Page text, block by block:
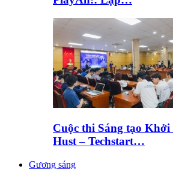
Cuộc thi Sáng tạo Khởi
Hust – Techstart…
Gương sáng